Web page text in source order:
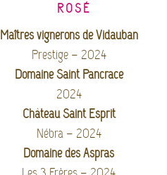
ROSÉ
Maîtres vignerons de Vidauban
Prestige – 2024
Domaine Saint Pancrace
2024
Château Saint Esprit
Nébra – 2024
Domaine des Aspras